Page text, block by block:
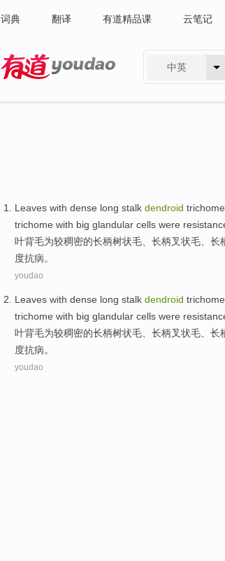
词典 翻译 有道精品课 云笔记
中英
Leaves with dense long stalk dendroid
trichome with big glandular cells were
叶背毛为较稠密的长柄树状毛、长柄叉状毛、长
度抗病。
youdao
Leaves with dense long stalk dendroid
trichome with big glandular cells were
叶背毛为较稠密的长柄树状毛、长柄叉状毛、长
度抗病。
youdao